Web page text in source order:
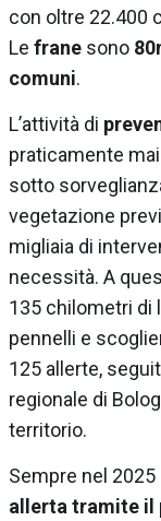
con oltre 22.400
Le frane sono
comuni.
L’attività di
praticamente
sotto
vegetazione
migliaia di
necessità. A
135 chilometri di
pennelli e
125 allerte,
regionale di
territorio.
Sempre nel
allerta tramite il